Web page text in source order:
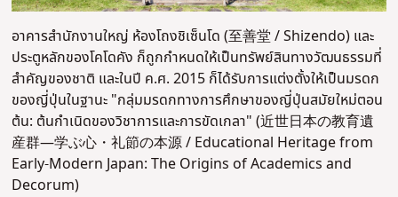
อาคารสำนักงานใหญ่ ห้องโถงชิเซ็นโด (至善堂 / Shizendo) และ
ประตูหลักของโคโดคัง ก็ถูกกำหนดให้เป็นทรัพย์สินทางวัฒนธรรมที่
สำคัญของชาติ และในปี ค.ศ. 2015 ก็ได้รับการแต่งตั้งให้เป็นมรดก
ของญี่ปุ่นในฐานะ "กลุ่มมรดกทางการศึกษาของญี่ปุ่นสมัยใหม่ตอน
ต้น: ต้นกำเนิดของวิชาการและการขัดเกลา" (近世日本の教育遺
産群―学ぶ心・礼節の本源 / Educational Heritage from
Early-Modern Japan:The Origins of Academics and
Decorum)